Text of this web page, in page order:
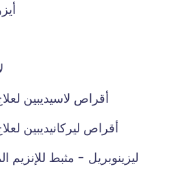
أقراص لاسيديبين
أقراص ليركانيديبين
ليزينوبريل - مثبط للإنزيم